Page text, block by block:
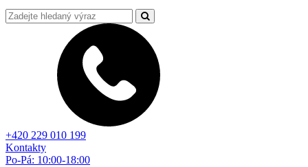
+420 229 010 199
Kontakty
Po-Pá: 10:00-18:00